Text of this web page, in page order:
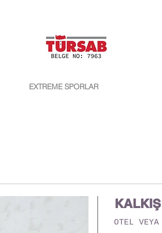
EXTREME SPORLAR
OTEL VEYA